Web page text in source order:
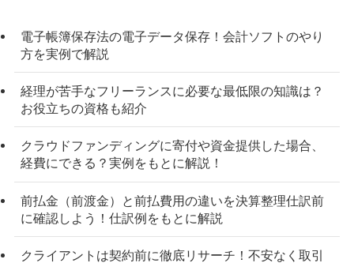
電子帳簿保存法の電子データ保存！会計ソフトのやり
方を実例で解説
経理が苦手なフリーランスに必要な最低限の知識は？
お役立ちの資格も紹介
クラウドファンディングに寄付や資金提供した場合、
経費にできる？実例をもとに解説！
前払金（前渡金）と前払費用の違いを決算整理仕訳前
に確認しよう！仕訳例をもとに解説
クライアントは契約前に徹底リサーチ！不安なく取引